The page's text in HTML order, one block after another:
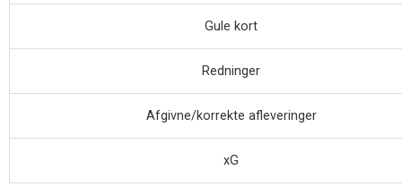
Gule kort
Redninger
Afgivne/korrekte afleveringer
xG